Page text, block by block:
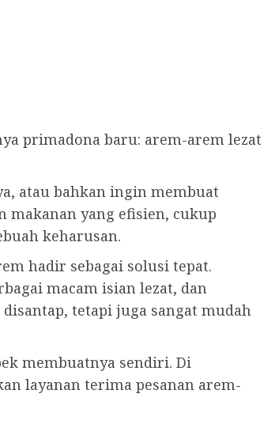
primadona baru: arem-arem lezat
atau bahkan ingin membuat
yang efisien, cukup
keharusan.
hadir sebagai solusi tepat.
macam isian lezat, dan
tetapi juga sangat mudah
membuatnya sendiri. Di
layanan terima pesanan arem-